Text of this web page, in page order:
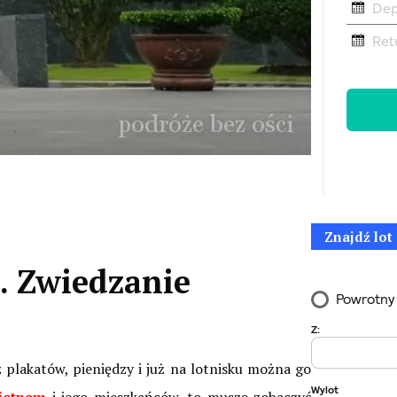
Zwiedzanie
plakatów, pieniędzy i już na lotnisku można go
Znajdź lot